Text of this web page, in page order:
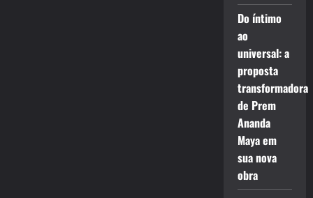
Do íntimo
ao
universal: a
proposta
transformadora
de Prem
Ananda
Maya em
sua nova
obra